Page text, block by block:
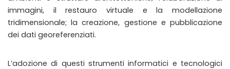
immagini, il restauro virtuale e la modellazione
tridimensionale; la creazione, gestione e pubblicazione
dei dati georeferenziati.
L’adozione di questi strumenti informatici e tecnologici